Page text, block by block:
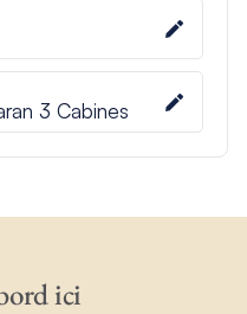
3 Cabines
ici